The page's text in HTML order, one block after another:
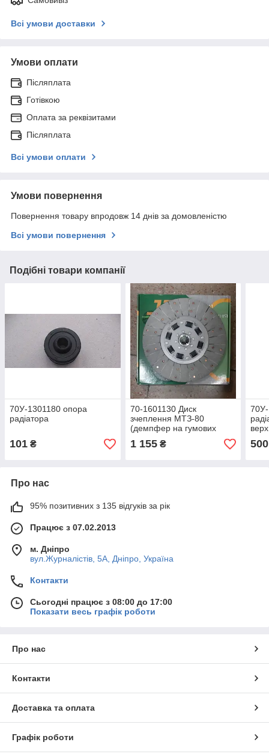
Всі умови доставки
Умови оплати
Післяплата
Готівкою
Оплата за реквізитами
Післяплата
Всі умови оплати
Умови повернення
Повернення товару впродовж 14 днів за домовленістю
Всі умови повернення
Подібні товари компанії
70У-1301180 опора
радіатора
101 ₴
70-1601130 Диск
зчеплення МТЗ-80
(демпфер на гумових
пружинах з азбестовими
накладками)
1 155₴ 500
Про нас
95% позитивних з 135 відгуків за рік
Працює з 07.02.2013
м. Дніпро
вул.Журналістів, 5А, Дніпро, Україна
Контакти
Сьогодні працює з 08:00 до 17:00
Показати весь графік роботи
Про нас
Контакти
Доставка та оплата
Графік роботи